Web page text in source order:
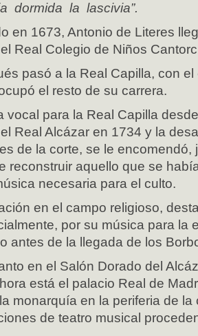
dormida la lascivia”.
en 1673, Antonio de Literes
Real Colegio de Niños
pasó a la Real Capilla, con
el resto de su carrera.
vocal para la Real Capilla
Real Alcázar en 1734 y la
de la corte, se le encomendó,
reconstruir aquello que se
necesaria para el culto.
en el campo religioso,
por su música para la
antes de la llegada de los
en el Salón Dorado del
está el palacio Real de
monarquía en la periferia de la
de teatro musical